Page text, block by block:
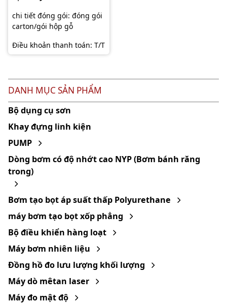
chi tiết đóng gói: đóng gói
carton/gói hộp gỗ
Điều khoản thanh toán: T/T
DANH MỤC SẢN PHẨM
Bộ dụng cụ sơn
Khay đựng linh kiện
PUMP
Dòng bơm có độ nhớt cao NYP (Bơm bánh răng
trong)
Bơm tạo bọt áp suất thấp Polyurethane
máy bơm tạo bọt xốp phẳng
Bộ điều khiển hàng loạt
Máy bơm nhiên liệu
Đồng hồ đo lưu lượng khối lượng
Máy dò mêtan laser
Máy đo mật độ